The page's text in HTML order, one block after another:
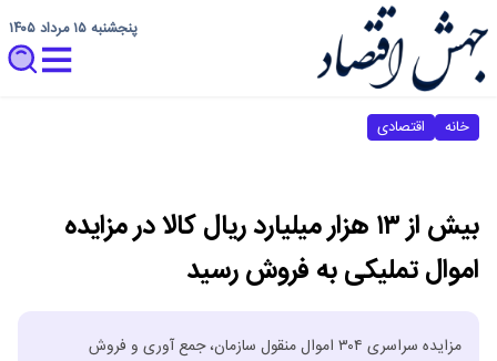
پنجشنبه ۱۵ مرداد ۱۴۰۵
خانه اقتصادی
بیش از ۱۳ هزار میلیارد ریال کالا در مزایده
اموال تملیکی به فروش رسید
مزایده سراسری ۳۰۴ اموال منقول سازمان، جمع آوری و فروش